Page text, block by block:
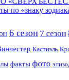
по «знаку
6 сезон 7 сезон
Кастиэль
факты фото